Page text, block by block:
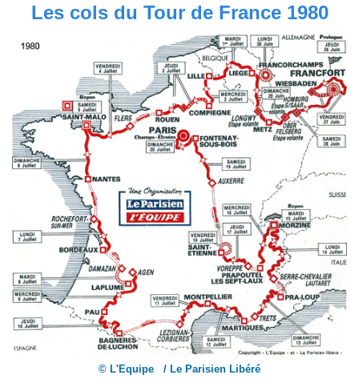
Les cols du Tour de France 1980
© L'Equipe / Le Parisien Libéré